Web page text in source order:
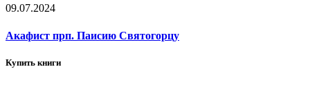
09.07.2024
Акафист прп. Паисию Святогорцу
Купить книги